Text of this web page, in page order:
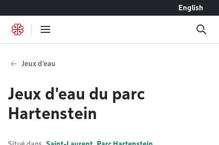
English
Jeux d'eau
Jeux d'eau du parc
Hartenstein